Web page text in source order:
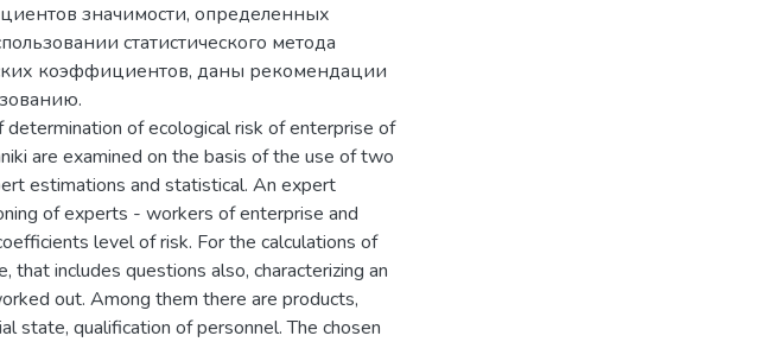
значимости, определенных
статистического метода
коэффициентов, даны рекомендации
of ecological risk of enterprise of
are examined on the basis of the use of two
estimations and statistical. An expert
of experts - workers of enterprise and
level of risk. For the calculations of
that includes questions also, characterizing an
out. Among them there are products,
state, qualification of personnel. The chosen